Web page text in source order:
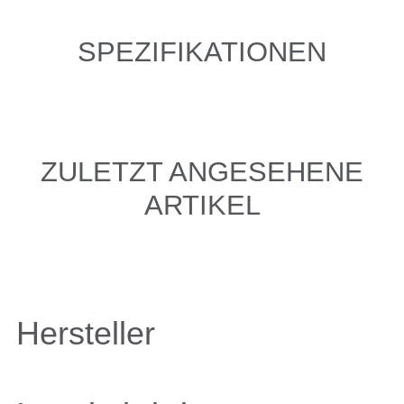
SPEZIFIKATIONEN
ZULETZT ANGESEHENE
ARTIKEL
Hersteller